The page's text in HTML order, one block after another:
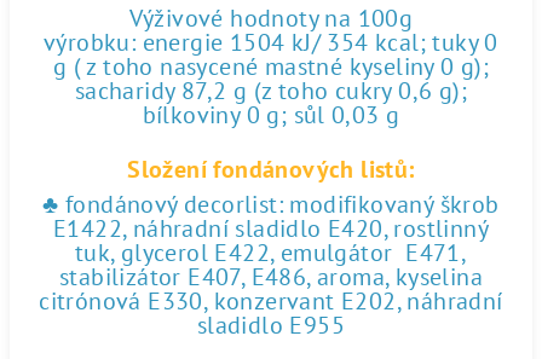
Výživové hodnoty na 100g
výrobku: energie 1504 kJ/ 354 kcal; tuky 0
g ( z toho nasycené mastné kyseliny 0 g);
sacharidy 87,2 g (z toho cukry 0,6 g);
bílkoviny 0 g; sůl 0,03 g
Složení fondánových listů:
♣ fondánový decorlist: modifikovaný škrob
E1422, náhradní sladidlo E420, rostlinný
tuk, glycerol E422, emulgátor E471,
stabilizátor E407, E486, aroma, kyselina
citrónová E330, konzervant E202, náhradní
sladidlo E955